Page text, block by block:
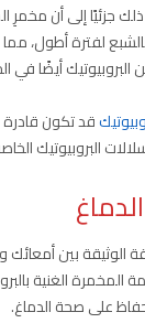
جزئيًا إلى أن
بالشبع لفترة
أيضًا
قد تكون
البروبيوتيك
الوثيقة بين
المخمرة الغنية
على صحة الدماغ.